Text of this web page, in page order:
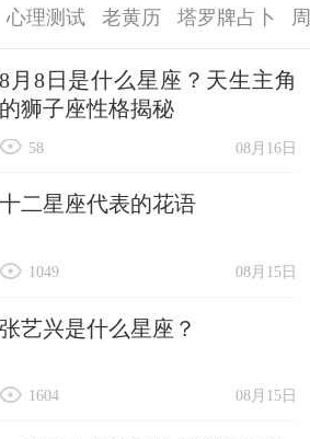
心理测试 老黄历 塔罗牌占卜
8月8日是什么星座？天生主角
的狮子座性格揭秘
08月16日
58
十二星座代表的花语
08月15日
1049
张艺兴是什么星座？
08月15日
1604